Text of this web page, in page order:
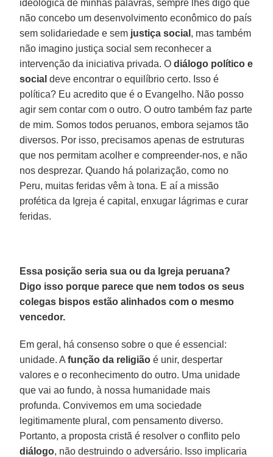
ideológica de minhas palavras, sempre lhes digo que
não concebo um desenvolvimento econômico do país
sem solidariedade e sem justiça social , mas também
não imagino justiça social sem reconhecer a
intervenção da iniciativa privada. Odiálogo político e
social deve encontrar o equilíbrio certo. Isso é
política? Eu acredito que é o Evangelho. Não posso
agir sem contar com o outro. O outro também faz parte
de mim. Somos todos peruanos, embora sejamos tão
diversos. Por isso, precisamos apenas de estruturas
que nos permitam acolher e compreender-nos, e não
nos desprezar. Quando há polarização, como no
Peru, muitas feridas vêm à tona. E aí a missão
profética da Igreja é capital, enxugar lágrimas e curar
feridas.
Essa posição seria sua ou da Igreja peruana?
Digo isso porque parece que nem todos os seus
colegas bispos estão alinhados com o mesmo
vencedor.
Em geral, há consenso sobre o que é essencial:
unidade. Afunção da religião é unir, despertar
valores e o reconhecimento do outro. Uma unidade
que vai ao fundo, à nossa humanidade mais
profunda. Convivemos em uma sociedade
legitimamente plural, com pensamento diverso.
Portanto, a proposta cristã é resolver o conflito pelo
diálogo, não destruindo o adversário. Isso implicaria